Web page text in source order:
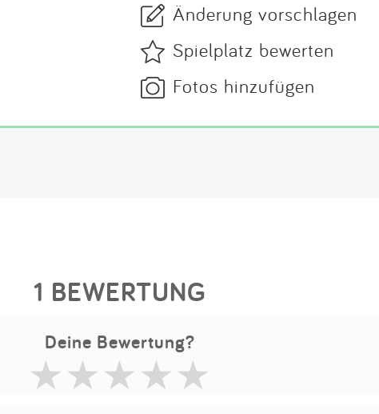
Änderung vorschlagen
Spielplatz bewerten
Fotos hinzufügen
1 BEWERTUNG
Deine Bewertung?